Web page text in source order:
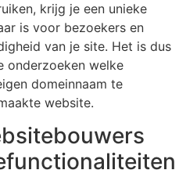
krijg je een unieke
is voor bezoekers en
van je site. Het is dus
onderzoeken welke
domeinnaam te
website.